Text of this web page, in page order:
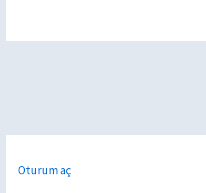
Oturum aç